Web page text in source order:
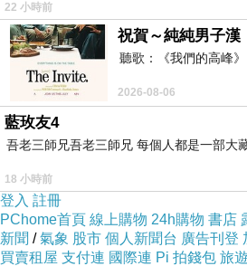
22 小時前
祝賀～純純男子漢
聽歌：《我們的高峰
2026-08-06
藍玫友4
吾老三師兄吾老三師兄 每個人都是一部大
18 小時前
登入 註冊
PChome首頁 線上購物 24h購物 書店
新聞 /氣象 股市 個人新聞台 廣告刊登
買賣租屋 支付連 國際連 Pi 拍錢包 旅遊